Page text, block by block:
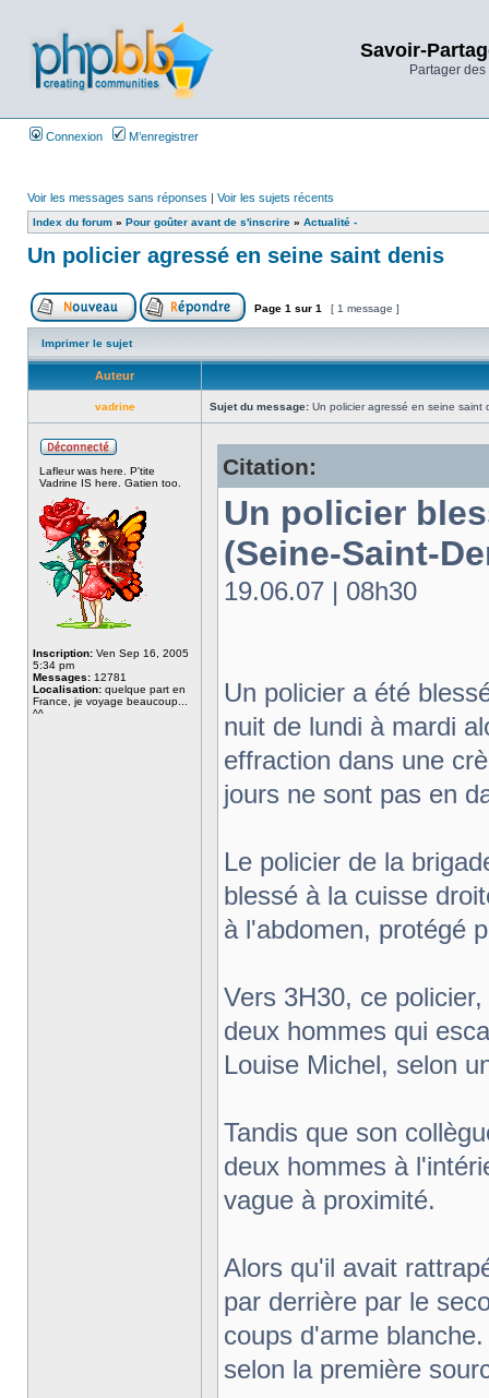
Savoir-
Partager
Connexion M’enregistrer
Voir les messages sans réponses | Voir les sujets récents
Index du forum » Pour goûter avant de s'inscrire » Actualité -
Un policier agressé en seine saint denis
Page 1 sur 1 [ 1 message ]
Imprimer le sujet
Auteur
vadrine Sujet du message: Un policier agressé en seine saint
Lafleur was here. P'tite
Vadrine IS here. Gatien too.
Inscription: Ven Sep 16, 2005
5:34 pm
Messages: 12781
Localisation: quelque part en
France, je voyage beaucoup...
^^
Citation:
Un policier
(Seine-Saint-
19.06.07 | 08h30
Un policier a été
nuit de lundi à mardi
effraction dans une
jours ne sont pas en
Le policier de la
blessé à la cuisse
à l'abdomen, protégé
Vers 3H30, ce
deux hommes qui
Louise Michel, selon
Tandis que son
deux hommes à
vague à proximité.
Alors qu'il avait
par derrière par le
coups d'arme
selon la première